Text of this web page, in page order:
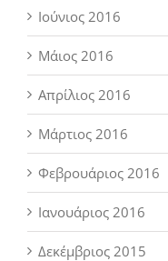
Ιούνιος 2016
Μάιος 2016
Απρίλιος 2016
Μάρτιος 2016
Φεβρουάριος 2016
Ιανουάριος 2016
Δεκέμβριος 2015